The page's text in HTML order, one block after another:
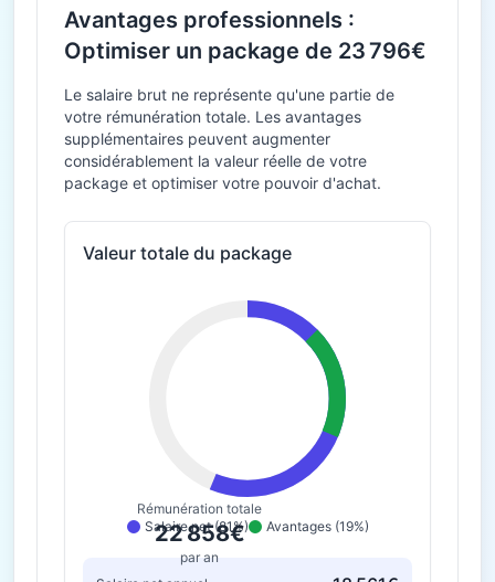
Avantages professionnels :
Optimiser un package de 23 796€
Le salaire brut ne représente qu'une partie de
votre rémunération totale. Les avantages
supplémentaires peuvent augmenter
considérablement la valeur réelle de votre
package et optimiser votre pouvoir d'achat.
Valeur totale du package
Rémunération totale
22 858€
par an
Salaire net (81%) Avantages (19%)